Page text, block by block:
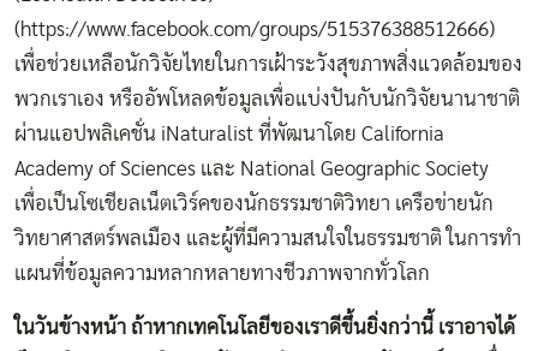
(https://www.facebook.com/groups/515376388512666)
เพื่อช่วยเหลือนักวิจัยไทยในการเฝ้าระวังสุขภาพสิ่งแวดล้อมของ
พวกเราเอง หรืออัพโหลดข้อมูลเพื่อแบ่งปันกับนักวิจัยนานาชาติ
ผ่านแอปพลิเคชั่น iNaturalist ที่พัฒนาโดย California
Academy of Sciences และ National Geographic Society
เพื่อเป็นโซเชียลเน็ตเวิร์คของนักธรรมชาติวิทยา เครือข่ายนัก
วิทยาศาสตร์พลเมือง และผู้ที่มีความสนใจในธรรมชาติ ในการทำ
แผนที่ข้อมูลความหลากหลายทางชีวภาพจากทั่วโลก
ในวันข้างหน้า ถ้าหากเทคโนโลยีของเราดีขึ้นยิ่งกว่านี้ เราอาจได้